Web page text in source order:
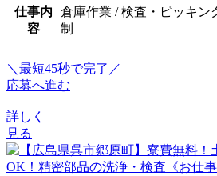
仕事内
容
倉庫作業 / 検査・ピッキン
制
＼最短45秒で完了／
応募へ進む
詳しく
見る